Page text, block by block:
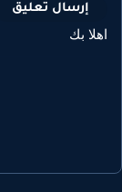
إرسال تعليق
بك